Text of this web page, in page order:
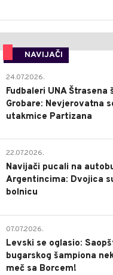
NAVIJAČI
24.07.2026.
Fudbaleri UNA Štrasena
Grobare: Nevjerovatna
utakmice Partizana
22.07.2026.
Navijači pucali na
Argentincima: Dvojica
bolnicu
07.07.2026.
Levski se oglasio:
bugarskog šampiona
meč sa Borcem!